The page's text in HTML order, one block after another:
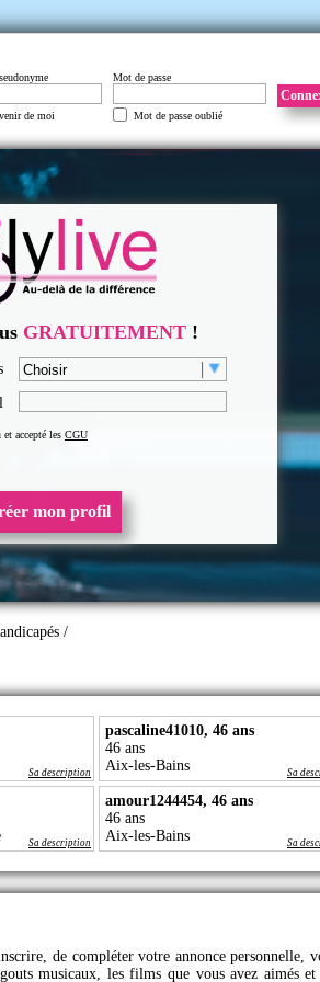
de moi
Mot de passe
Mot de passe oublié
GRATUITEMENT !
accepté les CGU
mon profil
/
Sa description
pascaline41010, 46 ans
46 ans
Aix-les-Bains
Sa
Sa description
amour1244454, 46 ans
46 ans
Aix-les-Bains
Sa
de compléter votre annonce personnelle,
musicaux, les films que vous avez aimés et